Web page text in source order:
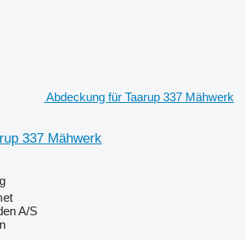
Abdeckung für Taarup 337 Mähwerk
337 Mähwerk
A/S